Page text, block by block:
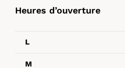
Heures d’ouverture
L
M